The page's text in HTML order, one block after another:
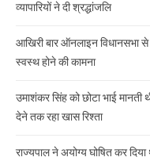
व्यापारियों ने दी श्रद्धांजलि
आखिरी बार ऑनलाइन विधानसभा
स्वस्थ होने की कामना
उमाशंकर सिंह को छोटा भाई मानती
देने तक रहा खास रिश्ता
राज्यपाल ने अयोग्य घोषित कर